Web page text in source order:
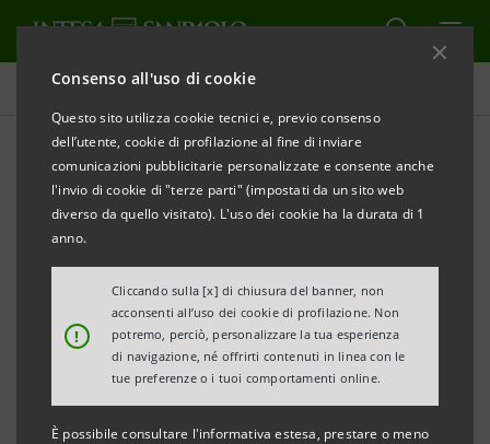
Consenso all'uso di cookie
Questo sito utilizza cookie tecnici e, previo consenso
dell’utente, cookie di profilazione al fine di inviare
comunicazioni pubblicitarie personalizzate e consente anche
l'invio di cookie di "terze parti" (impostati da un sito web
diverso da quello visitato). L'uso dei cookie ha la durata di 1
anno.
!
Cliccando sulla [x] di chiusura del banner, non
acconsenti all’uso dei cookie di profilazione. Non
potremo, perciò, personalizzare la tua esperienza
di navigazione, né offrirti contenuti in linea con le
tue preferenze o i tuoi comportamenti online.
È possibile consultare l'informativa estesa, prestare o meno
Obiettivi, risultati e iniziative
INNOVAZIONE E CYBERSECURITY
Trasformazione digitale